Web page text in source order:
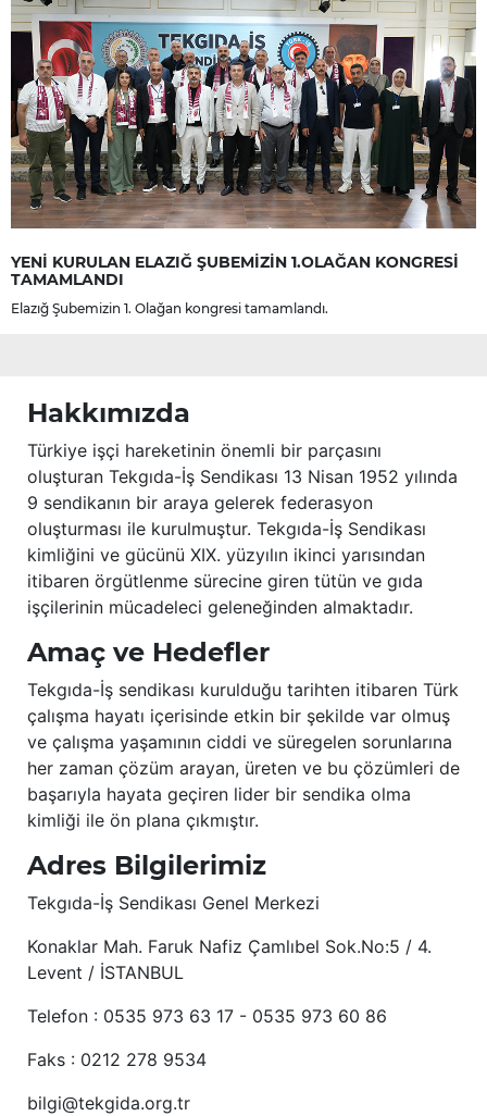
YENİ KURULAN ELAZIĞ ŞUBEMİZİN 1.OLAĞAN KONGRESİ
TAMAMLANDI
Elazığ Şubemizin 1. Olağan kongresi tamamlandı.
Hakkımızda
Türkiye işçi hareketinin önemli bir parçasını
oluşturan Tekgıda-İş Sendikası 13 Nisan 1952 yılında
9 sendikanın bir araya gelerek federasyon
oluşturması ile kurulmuştur. Tekgıda-İş Sendikası
kimliğini ve gücünü XIX. yüzyılın ikinci yarısından
itibaren örgütlenme sürecine giren tütün ve gıda
işçilerinin mücadeleci geleneğinden almaktadır.
Amaç ve Hedefler
Tekgıda-İş sendikası kurulduğu tarihten itibaren Türk
çalışma hayatı içerisinde etkin bir şekilde var olmuş
ve çalışma yaşamının ciddi ve süregelen sorunlarına
her zaman çözüm arayan, üreten ve bu çözümleri de
başarıyla hayata geçiren lider bir sendika olma
kimliği ile ön plana çıkmıştır.
Adres Bilgilerimiz
Tekgıda-İş Sendikası Genel Merkezi
Konaklar Mah. Faruk Nafiz Çamlıbel Sok.No:5 / 4.
Levent / İSTANBUL
Telefon : 0535 973 63 17 - 0535 973 60 86
Faks : 0212 278 9534
bilgi@tekgida.org.tr